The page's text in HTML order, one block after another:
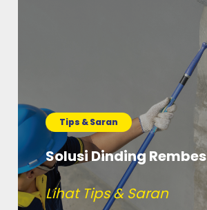
Tips & Saran
Solusi Dinding Rembes
Lihat Tips & Saran